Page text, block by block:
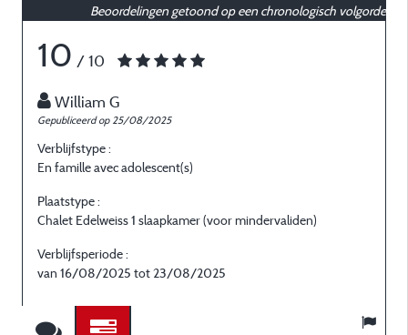
Beoordelingen getoond op een chronologisch volgorde
10 / 10
William G
Gepubliceerd op 25/08/2025
Verblijfstype :
En famille avec adolescent(s)
Plaatstype :
Chalet Edelweiss 1 slaapkamer (voor mindervaliden)
Verblijfsperiode :
van 16/08/2025 tot 23/08/2025